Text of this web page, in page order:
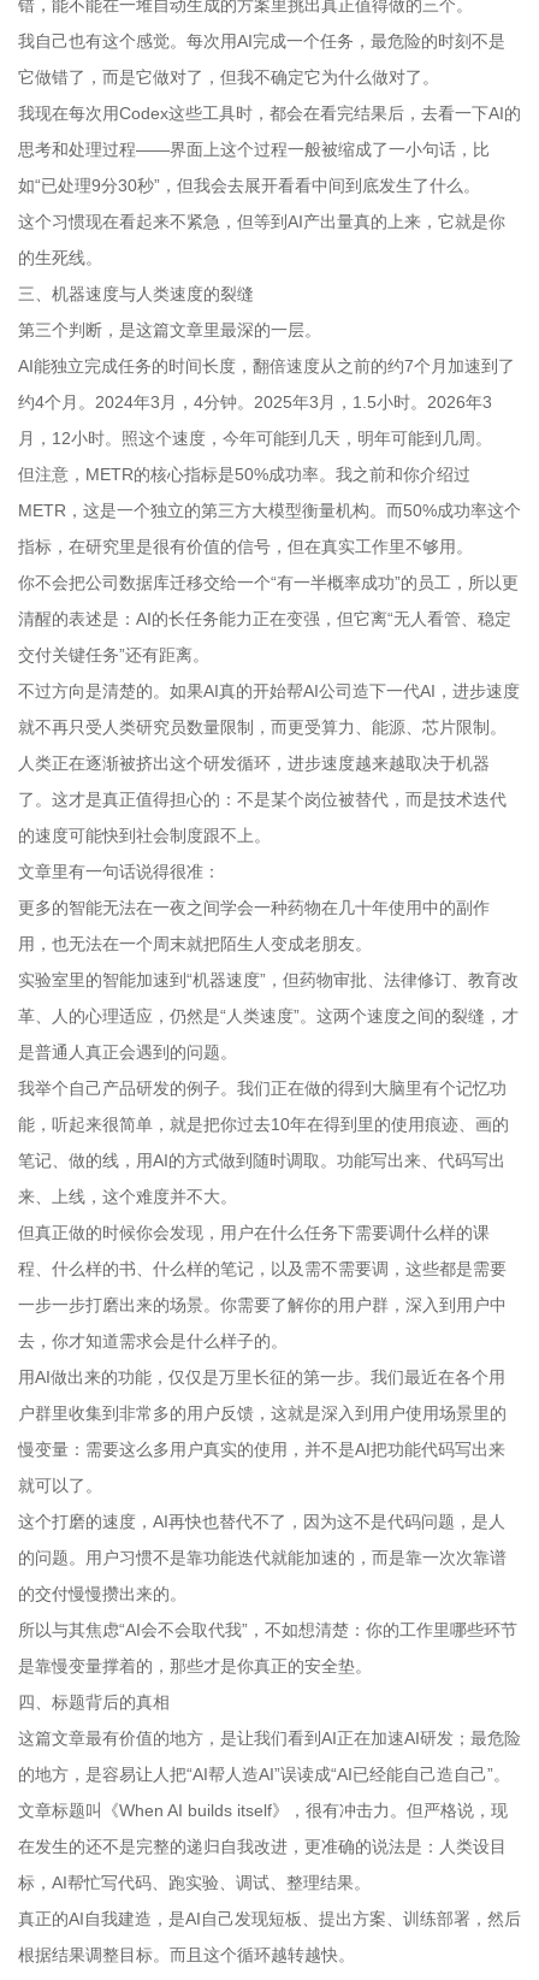
错，能不能在一堆自动生成的方案里挑出真正值得做的三个。
我自己也有这个感觉。每次用AI完成一个任务，最危险的时刻不是
它做错了，而是它做对了，但我不确定它为什么做对了。
我现在每次用Codex这些工具时，都会在看完结果后，去看一下AI的
思考和处理过程——界面上这个过程一般被缩成了一小句话，比
如“已处理9分30秒”，但我会去展开看看中间到底发生了什么。
这个习惯现在看起来不紧急，但等到AI产出量真的上来，它就是你
的生死线。
三、机器速度与人类速度的裂缝
第三个判断，是这篇文章里最深的一层。
AI能独立完成任务的时间长度，翻倍速度从之前的约7个月加速到了
约4个月。2024年3月，4分钟。2025年3月，1.5小时。2026年3
月，12小时。照这个速度，今年可能到几天，明年可能到几周。
但注意，METR的核心指标是50%成功率。我之前和你介绍过
METR，这是一个独立的第三方大模型衡量机构。而50%成功率这个
指标，在研究里是很有价值的信号，但在真实工作里不够用。
你不会把公司数据库迁移交给一个“有一半概率成功”的员工，所以更
清醒的表述是：AI的长任务能力正在变强，但它离“无人看管、稳定
交付关键任务”还有距离。
不过方向是清楚的。如果AI真的开始帮AI公司造下一代AI，进步速度
就不再只受人类研究员数量限制，而更受算力、能源、芯片限制。
人类正在逐渐被挤出这个研发循环，进步速度越来越取决于机器
了。这才是真正值得担心的：不是某个岗位被替代，而是技术迭代
的速度可能快到社会制度跟不上。
文章里有一句话说得很准：
更多的智能无法在一夜之间学会一种药物在几十年使用中的副作
用，也无法在一个周末就把陌生人变成老朋友。
实验室里的智能加速到“机器速度”，但药物审批、法律修订、教育改
革、人的心理适应，仍然是“人类速度”。这两个速度之间的裂缝，才
是普通人真正会遇到的问题。
我举个自己产品研发的例子。我们正在做的得到大脑里有个记忆功
能，听起来很简单，就是把你过去10年在得到里的使用痕迹、画的
笔记、做的线，用AI的方式做到随时调取。功能写出来、代码写出
来、上线，这个难度并不大。
但真正做的时候你会发现，用户在什么任务下需要调什么样的课
程、什么样的书、什么样的笔记，以及需不需要调，这些都是需要
一步一步打磨出来的场景。你需要了解你的用户群，深入到用户中
去，你才知道需求会是什么样子的。
用AI做出来的功能，仅仅是万里长征的第一步。我们最近在各个用
户群里收集到非常多的用户反馈，这就是深入到用户使用场景里的
慢变量：需要这么多用户真实的使用，并不是AI把功能代码写出来
就可以了。
这个打磨的速度，AI再快也替代不了，因为这不是代码问题，是人
的问题。用户习惯不是靠功能迭代就能加速的，而是靠一次次靠谱
的交付慢慢攒出来的。
所以与其焦虑“AI会不会取代我”，不如想清楚：你的工作里哪些环节
是靠慢变量撑着的，那些才是你真正的安全垫。
四、标题背后的真相
这篇文章最有价值的地方，是让我们看到AI正在加速AI研发；最危险
的地方，是容易让人把“AI帮人造AI”误读成“AI已经能自己造自己”。
文章标题叫《When AI builds itself》，很有冲击力。但严格说，现
在发生的还不是完整的递归自我改进，更准确的说法是：人类设目
标，AI帮忙写代码、跑实验、调试、整理结果。
真正的AI自我建造，是AI自己发现短板、提出方案、训练部署，然后
根据结果调整目标。而且这个循环越转越快。